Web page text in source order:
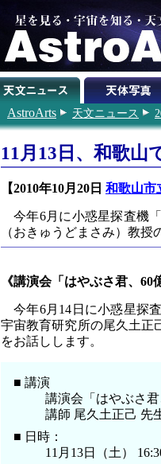
AstroArts 天文ニュース
11月13日、和歌山
【2010年10月20日 和歌山市
今年6月に小惑星探査機
（おきゅうどまさみ）教授
《講演会「はやぶさ君、60
今年6月14日に小惑星探
宇宙教育研究所の尾久土正
をお話しします。
■ 講演
講演会「はやぶさ君
講師 尾久土正己 先
■ 日時：
11月13日（土）